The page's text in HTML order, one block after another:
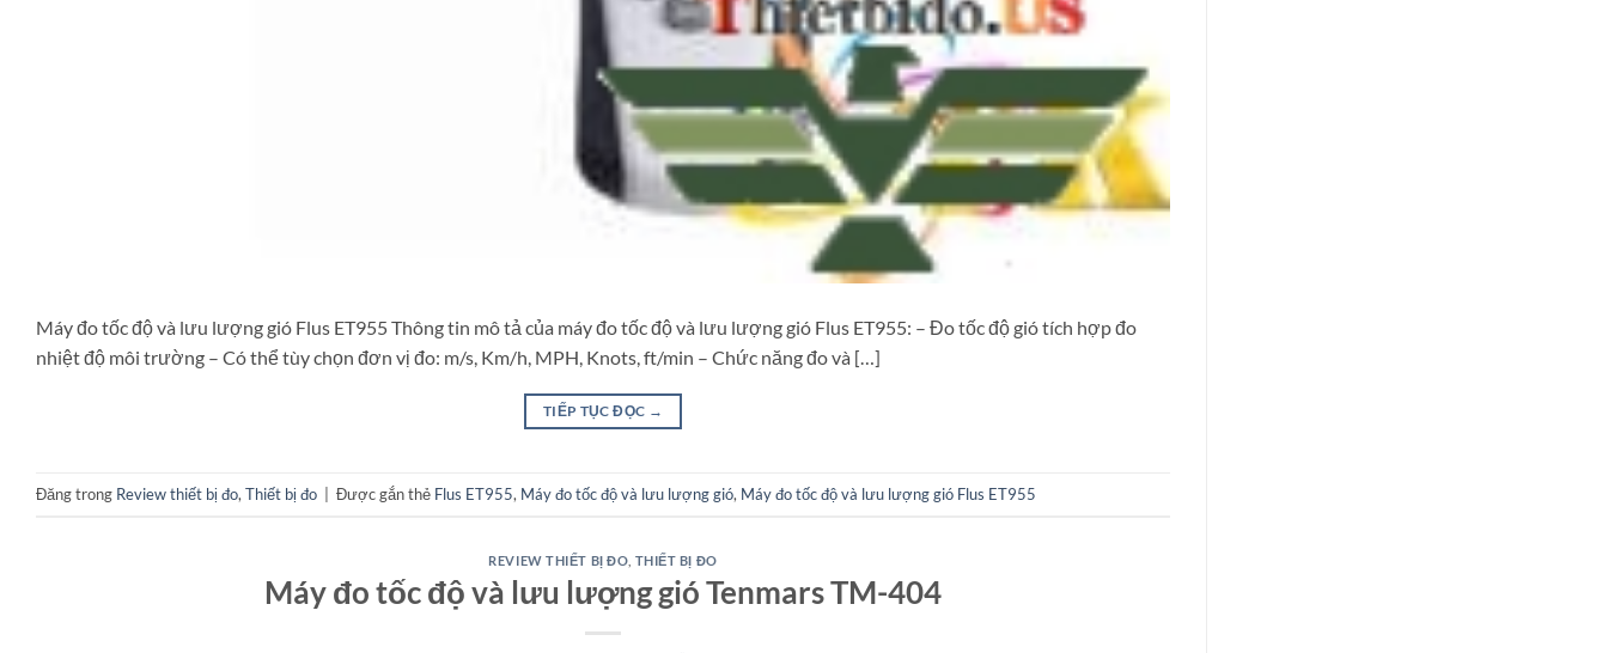
Máy đo tốc độ và lưu lượng gió Flus ET955 Thông tin mô tả của máy đo tốc độ và lưu lượng gió Flus ET955: – Đo tốc độ gió tích hợp đo
nhiệt độ môi trường – Có thể tùy chọn đơn vị đo: m/s, Km/h, MPH, Knots, ft/min – Chức năng đo và […]
TIẾP TỤC ĐỌC →
Đăng trong Review thiết bị đo, Thiết bị đo Được gắn thẻ Flus ET955, Máy đo tốc độ và lưu lượng gió, Máy đo tốc độ và lưu lượng gió Flus ET955
REVIEW THIẾT BỊ ĐO THIẾT BỊ ĐO
Máy đo tốc độ và lưu lượng gió Tenmars TM-404